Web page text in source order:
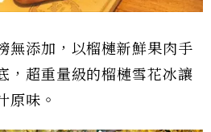
無添加，以榴槤新鮮果肉手
，超重量級的榴槤雪花冰讓
原味。